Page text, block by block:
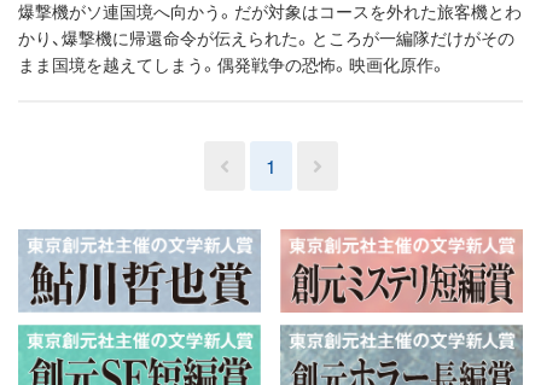
爆撃機がソ連国境へ向かう。だが対象はコースを外れた旅客機とわ
かり、爆撃機に帰還命令が伝えられた。ところが一編隊だけがその
まま国境を越えてしまう。偶発戦争の恐怖。映画化原作。
1